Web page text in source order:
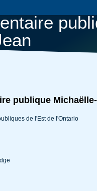
publique
de l'Est de l'Ontario